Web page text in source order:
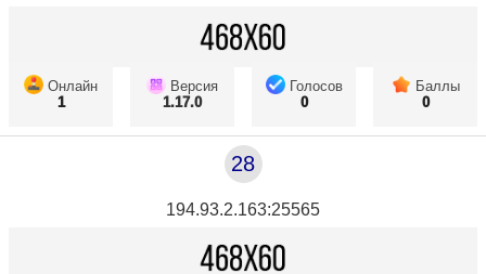
Онлайн
1
Версия
1.17.0
Голосов
0
Баллы
0
28
194.93.2.163:25565